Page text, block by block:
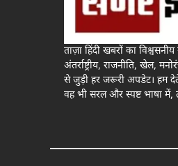
ताज़ा हिंदी खबरों का विश्वसनीय
अंतर्राष्ट्रीय, राजनीति, खेल,
से जुड़ी हर जरूरी अपडेट। हम
वह भी सरल और स्पष्ट भाषा